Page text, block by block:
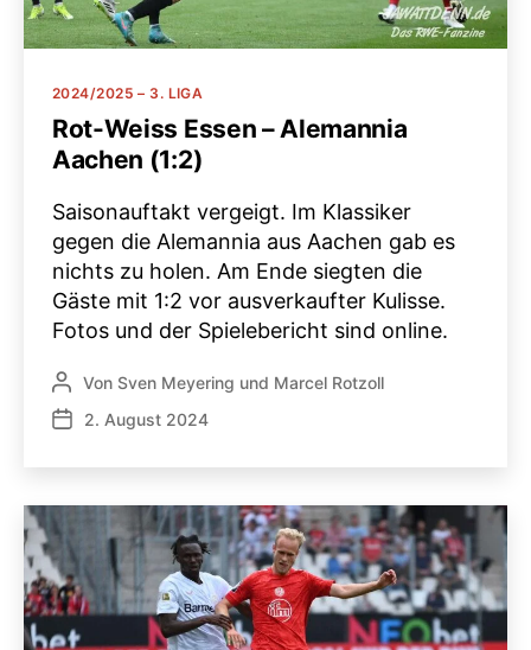
Kategorien
2024/2025 – 3. LIGA
Rot-Weiss Essen – Alemannia
Aachen (1:2)
Saisonauftakt vergeigt. Im Klassiker
gegen die Alemannia aus Aachen gab es
nichts zu holen. Am Ende siegten die
Gäste mit 1:2 vor ausverkaufter Kulisse.
Fotos und der Spielebericht sind online.
Beitragsautor
Von Sven Meyering und Marcel Rotzoll
Veröffentlichungsdatum
2. August 2024